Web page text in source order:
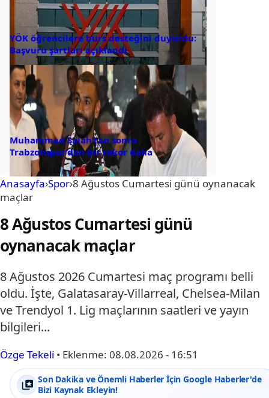
YÖK öğrencilere burs desteğini duyurdu:
Başvuru şartları açıklandı
Muhammed Salah’tan sonra
Trabzonspor’dan bir rekor daha
Anasayfa›Spor›8 Ağustos Cumartesi günü oynanacak
maçlar
8 Ağustos Cumartesi günü
oynanacak maçlar
8 Ağustos 2026 Cumartesi maç programı belli
oldu. İşte, Galatasaray-Villarreal, Chelsea-Milan
ve Trendyol 1. Lig maçlarının saatleri ve yayın
bilgileri...
Özge Tekeli • Eklenme: 08.08.2026 - 16:51
Son Dakika ve Önemli Haberler İçin Google Haberler'de
Bizi Kaynak Ekleyin!